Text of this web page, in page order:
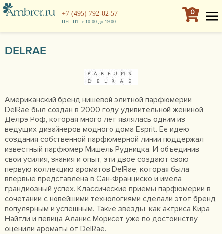
+7 (495) 792-02-57
ПН.–ПТ. с 10:00 до 19:00
0
DELRAE
Американский бренд нишевой элитной парфюмерии
DelRae был создан в 2000 году удивительной жениной
Делрэ Роф, которая много лет являлась одним из
ведущих дизайнеров модного дома Esprit. Ее идею
создания собственной парфюмерной линии поддержал
известный парфюмер Мишель Рудницка. И объединив
свои усилия, знания и опыт, эти двое создают свою
первую коллекцию ароматов DelRae, которая была
впервые представлена в Сан-Франциско и имела
грандиозный успех. Классические приемы парфюмерии в
сочетании с новейшими технологиями сделали этот бренд
популярным и успешным. Такие звезды, как актриса Кира
Найтли и певица Аланис Морисет уже по достоинству
оценили ароматы от DelRae.